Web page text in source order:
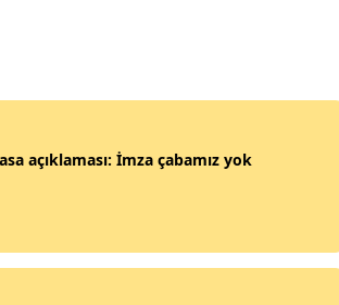
açıklaması: İmza çabamız yok